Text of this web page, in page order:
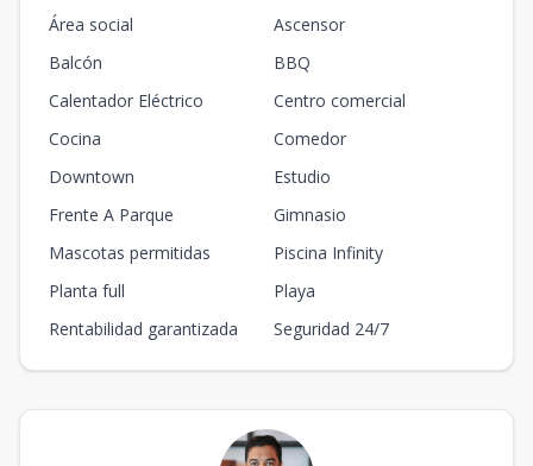
Área social
Ascensor
Balcón
BBQ
Calentador Eléctrico
Centro comercial
Cocina
Comedor
Downtown
Estudio
Frente A Parque
Gimnasio
Mascotas permitidas
Piscina Infinity
Planta full
Playa
Rentabilidad garantizada
Seguridad 24/7